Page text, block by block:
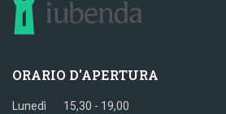
ORARIO D'APERTURA
Lunedì 15,30 - 19,00